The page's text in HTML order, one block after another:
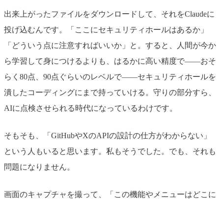
出来上がったファイルをダウンロードして、それをClaudeに
投げ込むんです。「ここにセキュリティホールはあるか」
「どういう点に注意すればいいか」と。すると、人間が今か
ら学習して身につけるよりも、はるかに高い精度で——おそ
らく80点、90点ぐらいのレベルで——セキュリティホールを
潰したコーディングにまで持っていける。守りの部分すら、
AIに点検させられる時代になっているわけです。
そもそも、「GitHubやXのAPIの設計の仕方がわからない」
という人もいると思います。私もそうでした。でも、それも
問題になりません。
画面のキャプチャを撮って、「この機能やメニューはどこに